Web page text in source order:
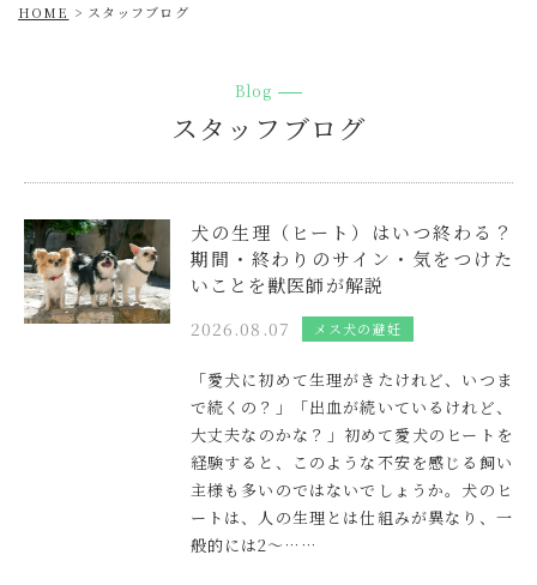
HOME > スタッフブログ
Blog
スタッフブログ
犬の生理（ヒート）はいつ終わる？
期間・終わりのサイン・気をつけた
いことを獣医師が解説
2026.08.07 メス犬の避妊
「愛犬に初めて生理がきたけれど、いつま
で続くの？」「出血が続いているけれど、
大丈夫なのかな？」初めて愛犬のヒートを
経験すると、このような不安を感じる飼い
主様も多いのではないでしょうか。犬のヒ
ートは、人の生理とは仕組みが異なり、一
般的には2〜……